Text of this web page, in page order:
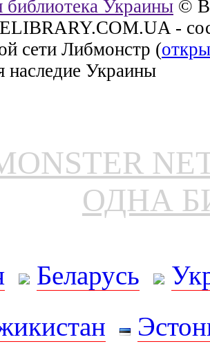
Украины ©
-
сети Либмонстр (
наследие Украины
ОДНА
Беларусь